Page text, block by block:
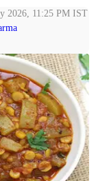
2026, 11:25 PM IST